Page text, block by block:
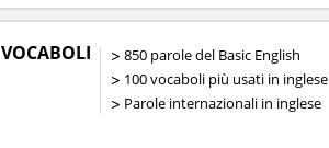
VOCABOLI
850 parole del Basic English
100 vocaboli più usati in inglese
Parole internazionali in inglese